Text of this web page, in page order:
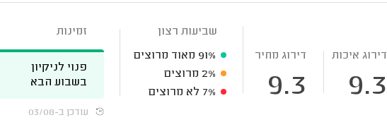
דירוג איכות
9.3
דירוג מחיר
9.3
שביעות רצון
91% מאוד מרוצים
2% מרוצים
7% לא מרוצים
זמינות
פנוי לניקיון
בשבוע הבא
עודכן ב-03/08